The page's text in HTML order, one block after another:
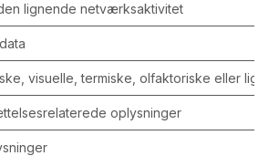
lignende netværksaktivitet
visuelle, termiske, olfaktoriske eller
oplysninger